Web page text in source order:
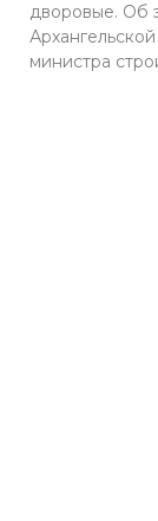
дворовые. Об
министра